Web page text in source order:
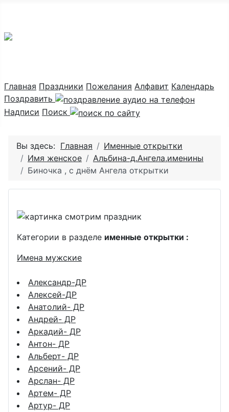
Главная Праздники Пожелания Алфавит Календарь
Поздравить
Надписи Поиск
Вы здесь: Главная
Именные открытки
Имя женское
Альбина-д.Ангела,именины
Биночка , с днём Ангела открытки
Категории в разделе именные открытки :
Имена мужские
Александр-ДР
Алексей-ДР
Анатолий- ДР
Андрей- ДР
Аркадий- ДР
Антон- ДР
Альберт- ДР
Арсений- ДР
Арслан- ДР
Артем- ДР
Артур- ДР